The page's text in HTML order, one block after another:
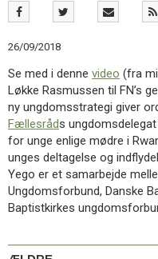
forsiden
2.0:
Nyheder
3.0:
Kalender
4.0:
Inspiration
5.0:
Værktøjskassen
6.0:
Mission
7.0:
Om
BaptistKirken
8.0:
Kontakt
9.0:
Forside
10.0:
Nyheder
12.0:
Inspiration
26/09/2018
Se med i denne video (fra
Løkke Rasmussen til FN’s
ny ungdomsstrategi giver
Fællesråds
for unge enlige mødre i
unges deltagelse og
Yego er et samarbejde
Ungdomsforbund, Danske
Baptistkirkes